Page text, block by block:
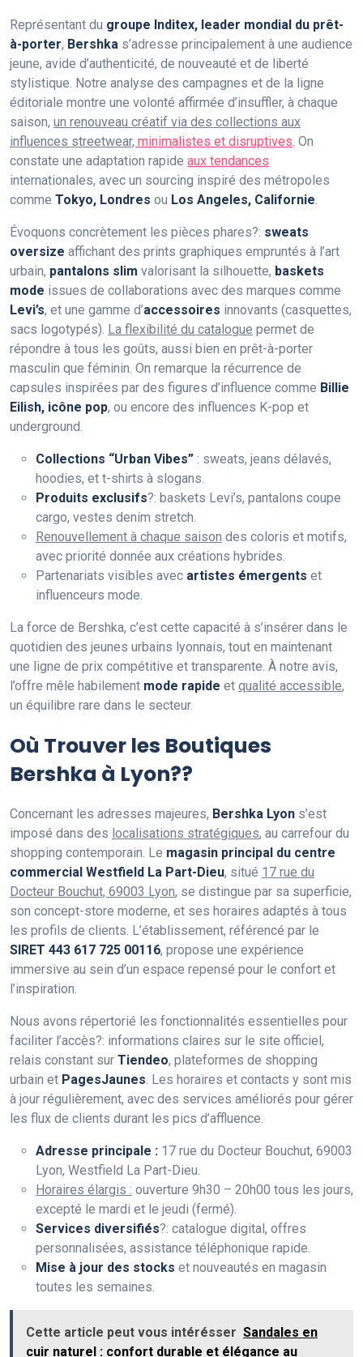
Représentant du groupe Inditex, leader mondial du prêt-
à-porter, Bershka s’adresse principalement à une audience
jeune, avide d’authenticité, de nouveauté et de liberté
stylistique. Notre analyse des campagnes et de la ligne
éditoriale montre une volonté affirmée d’insuffler, à chaque
saison, un renouveau créatif via des collections aux
influences streetwear, minimalistes et disruptives . On
constate une adaptation rapide aux tendances
internationales, avec un sourcing inspiré des métropoles
comme Tokyo, Londres ou Los Angeles, Californie
Évoquons concrètement les pièces phares?: sweats
oversize affichant des prints graphiques empruntés à l’art
urbain, pantalons slim valorisant la silhouette, baskets
mode issues de collaborations avec des marques comme
Levi’s, et une gamme d’accessoires innovants (casquettes,
sacs logotypés). La flexibilité du catalogue permet de
répondre à tous les goûts, aussi bien en prêt-à-porter
masculin que féminin. On remarque la récurrence de
capsules inspirées par des figures d’influence comme Billie
Eilish, icône pop, ou encore des influences K-pop et
underground.
Collections “Urban Vibes” : sweats, jeans délavés,
hoodies, et t-shirts à slogans.
Produits exclusifs?: baskets Levi’s, pantalons coupe
cargo, vestes denim stretch.
Renouvellement à chaque saison des coloris et motifs,
avec priorité donnée aux créations hybrides.
Partenariats visibles avec artistes émergents et
influenceurs mode.
La force de Bershka, c’est cette capacité à s’insérer dans le
quotidien des jeunes urbains lyonnais, tout en maintenant
une ligne de prix compétitive et transparente. À notre avis,
l’offre mêle habilement mode rapide et qualité accessible,
un équilibre rare dans le secteur.
Où Trouver les Boutiques
Bershka à Lyon??
Concernant les adresses majeures, Bershka Lyon s’est
imposé dans des localisations stratégiques, au carrefour du
shopping contemporain. Le magasin principal du centre
commercial Westfield La Part-Dieu, situé 17 rue du
Docteur Bouchut, 69003 Lyon, se distingue par sa superficie,
son concept-store moderne, et ses horaires adaptés à tous
les profils de clients. L’établissement, référencé par le
SIRET 443 617 725 00116, propose une expérience
immersive au sein d’un espace repensé pour le confort et
l’inspiration.
Nous avons répertorié les fonctionnalités essentielles pour
faciliter l’accès?: informations claires sur le site officiel,
relais constant sur Tiendeo, plateformes de shopping
urbain et PagesJaunes . Les horaires et contacts y sont mis
à jour régulièrement, avec des services améliorés pour gérer
les flux de clients durant les pics d’affluence.
Adresse principale : 17 rue du Docteur Bouchut, 69003
Lyon, Westfield La Part-Dieu.
Horaires élargis : ouverture 9h30 – 20h00 tous les jours,
excepté le mardi et le jeudi (fermé).
Services diversifiés?: catalogue digital, offres
personnalisées, assistance téléphonique rapide.
Mise à jour des stocks et nouveautés en magasin
toutes les semaines.
Cette article peut vous intérésser Sandales en
cuir naturel : confort durable et élégance au